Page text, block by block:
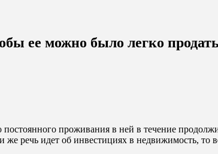
ее можно было легко
проживания в ней в течение
же речь идет об инвестициях в недвижимость, то